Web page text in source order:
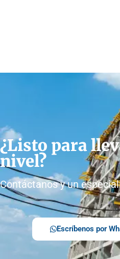
¿Listo para
nivel?
Contáctanos y un
Escríbenos por